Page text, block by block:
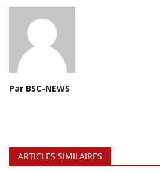
Par BSC-NEWS
ARTICLES SIMILAIRES